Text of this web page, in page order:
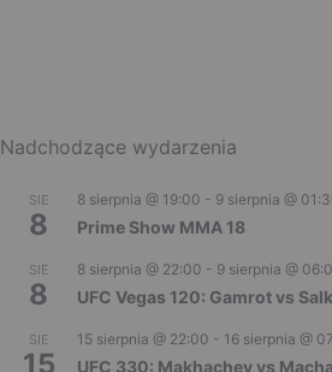
Nadchodzące wydarzenia
SIE
8
8 sierpnia @ 19:00 - 9 sierpnia @
Prime Show MMA 18
SIE
8
8 sierpnia @ 22:00 - 9 sierpnia @
UFC Vegas 120: Gamrot vs
SIE
15
15 sierpnia @ 22:00 - 16 sierpnia @
UFC 330: Makhachev vs